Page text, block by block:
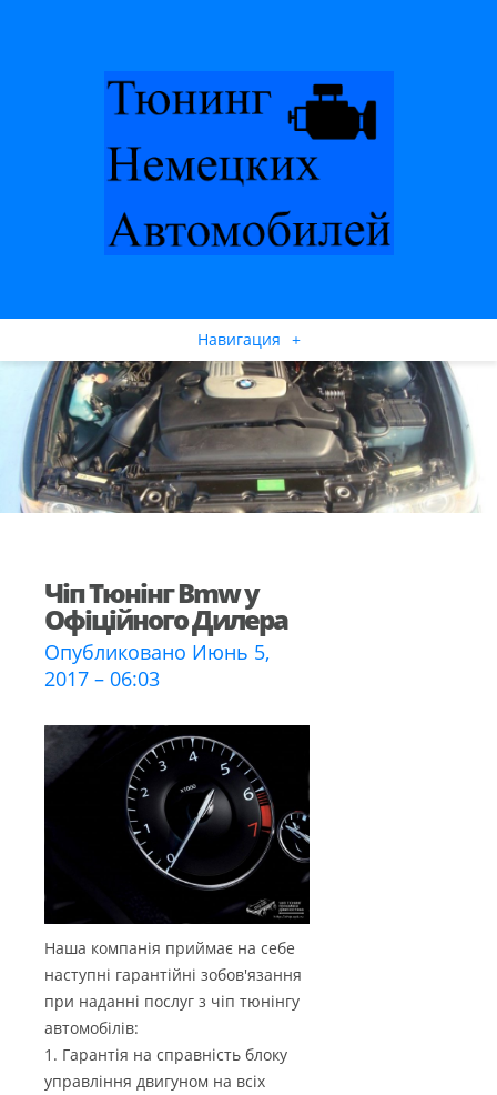
Навигация +
Чіп Тюнінг Bmw у
Офіційного Дилера
Опубликовано Июнь 5,
2017 – 06:03
Наша компанія приймає на себе
наступні гарантійні зобов'язання
при наданні послуг з чіп тюнінгу
автомобілів:
1. Гарантія на справність блоку
управління двигуном на всіх